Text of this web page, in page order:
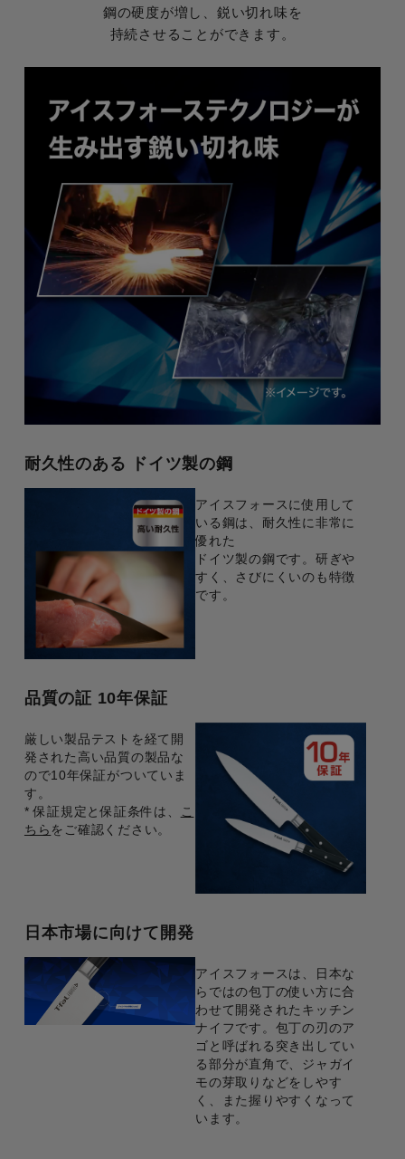
鋼の硬度が増し、鋭い切れ味を
持続させることができます。
耐久性のある ドイツ製の鋼
アイスフォースに使用して
いる鋼は、耐久性に非常に
優れた
ドイツ製の鋼です。研ぎや
すく、さびにくいのも特徴
です。
品質の証 10年保証
厳しい製品テストを経て開
発された高い品質の製品な
ので10年保証がついていま
す。
* 保証規定と保証条件は、
こ
ちら をご確認ください。
日本市場に向けて開発
アイスフォースは、日本な
らではの包丁の使い方に合
わせて開発されたキッチン
ナイフです。包丁の刃のア
ゴと呼ばれる突き出してい
る部分が直角で、ジャガイ
モの芽取りなどをしやす
く、また握りやすくなって
います。